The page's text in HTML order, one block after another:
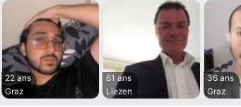
22 ans
Graz
61 ans
Liezen
36 ans
Graz